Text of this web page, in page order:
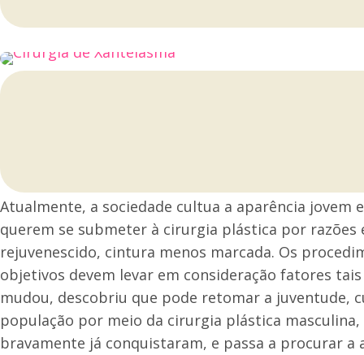
Atualmente, a sociedade cultua a aparência jovem
querem se submeter à cirurgia plástica por
rejuvenescido, cintura menos marcada. Os
objetivos devem levar em consideração fatores
mudou, descobriu que pode retomar a juventude,
população por meio da cirurgia plástica
bravamente já conquistaram, e passa a procurar